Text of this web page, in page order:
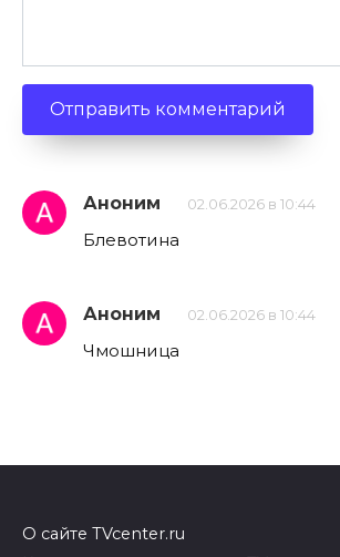
Аноним 02.06.2026 в 10:44
Блевотина
Аноним 02.06.2026 в 10:44
Чмошница
О сайте TVcenter.ru